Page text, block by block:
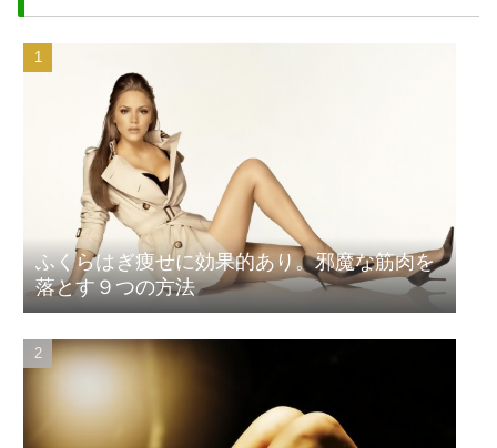
ふくらはぎ痩せに効果的あり。邪魔な筋肉を
落とす９つの方法